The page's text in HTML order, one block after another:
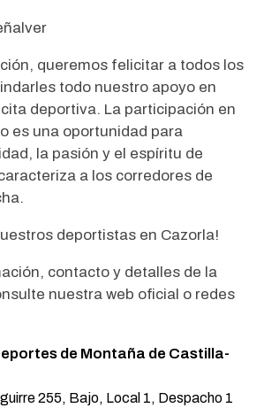
queremos felicitar a todos los
todo nuestro apoyo en
deportiva. La participación en
es una oportunidad para
la pasión y el espíritu de
a los corredores de
deportistas en Cazorla!
contacto y detalles de la
nuestra web oficial o redes
de Montaña de Castilla-
255, Bajo, Local 1, Despacho 1